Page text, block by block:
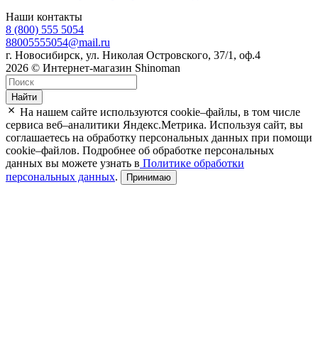
Наши контакты
8 (800) 555 5054
88005555054@mail.ru
г. Новосибирск, ул. Николая Островского, 37/1, оф.4
2026 © Интернет-магазин Shinoman
Найти
На нашем сайте используются cookie–файлы, в том числе
сервиса веб–аналитики Яндекс.Метрика. Используя сайт, вы
соглашаетесь на обработку персональных данных при помощи
cookie–файлов. Подробнее об обработке персональных
данных вы можете узнать в Политике обработки
персональных данных. Принимаю